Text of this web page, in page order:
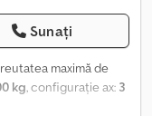
Sunați
maximă de
kg, configurație ax: 3
inspecție (TÜV):